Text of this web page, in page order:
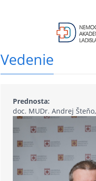
Vedenie
Prednosta:
doc. MUDr. Andrej